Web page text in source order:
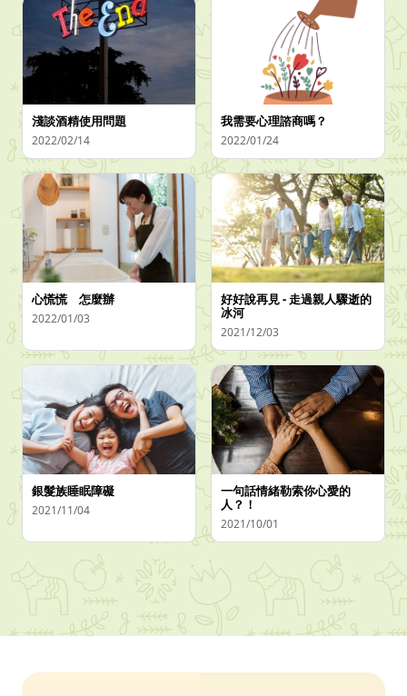
淺談酒精使用問題
2022/02/14
我需要心理諮商嗎？
2022/01/24
心慌慌 怎麼辦
2022/01/03
好好說再見 - 走過親人驟逝的
冰河
2021/12/03
銀髮族睡眠障礙
2021/11/04
一句話情緒勒索你心愛的
人？！
2021/10/01